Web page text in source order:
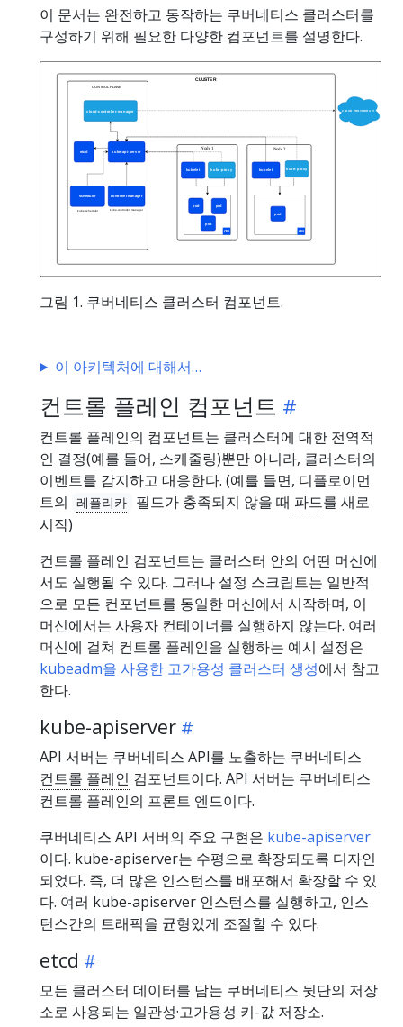
이 문서는 완전하고 동작하는 쿠버네티스 클러스터를
구성하기 위해 필요한 다양한 컴포넌트를 설명한다.
그림 1. 쿠버네티스 클러스터 컴포넌트.
이 아키텍처에 대해서
컨트롤 플레인 컴포넌트
컨트롤 플레인의 컴포넌트는 클러스터에 대한 전역적
인 결정(예를 들어, 스케줄링)뿐만 아니라, 클러스터의
이벤트를 감지하고 대응한다. (예를 들면, 디플로이먼
트의
레플리카 필드가 충족되지 않을 때 파드를 새로
시작)
컨트롤 플레인 컴포넌트는 클러스터 안의 어떤 머신에
서도 실행될 수 있다. 그러나 설정 스크립트는 일반적
으로 모든 컨포넌트를 동일한 머신에서 시작하며, 이
머신에서는 사용자 컨테이너를 실행하지 않는다. 여러
머신에 걸쳐 컨트롤 플레인을 실행하는 예시 설정은
kubeadm을 사용한 고가용성 클러스터 생성에서 참고
한다.
kube-apiserver
API 서버는 쿠버네티스 API를 노출하는 쿠버네티스
컨트롤 플레인 컴포넌트이다. API 서버는 쿠버네티스
컨트롤 플레인의 프론트 엔드이다.
쿠버네티스 API 서버의 주요 구현은 kube-apiserver
이다. kube-apiserver는 수평으로 확장되도록 디자인
되었다. 즉, 더 많은 인스턴스를 배포해서 확장할 수 있
다. 여러 kube-apiserver 인스턴스를 실행하고, 인스
턴스간의 트래픽을 균형있게 조절할 수 있다.
etcd
모든 클러스터 데이터를 담는 쿠버네티스 뒷단의 저장
소로 사용되는 일관성·고가용성 키-값 저장소.